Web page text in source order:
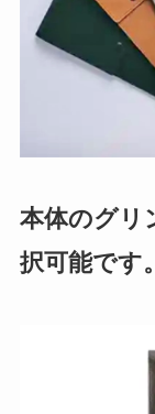
本体のグリ
択可能です。